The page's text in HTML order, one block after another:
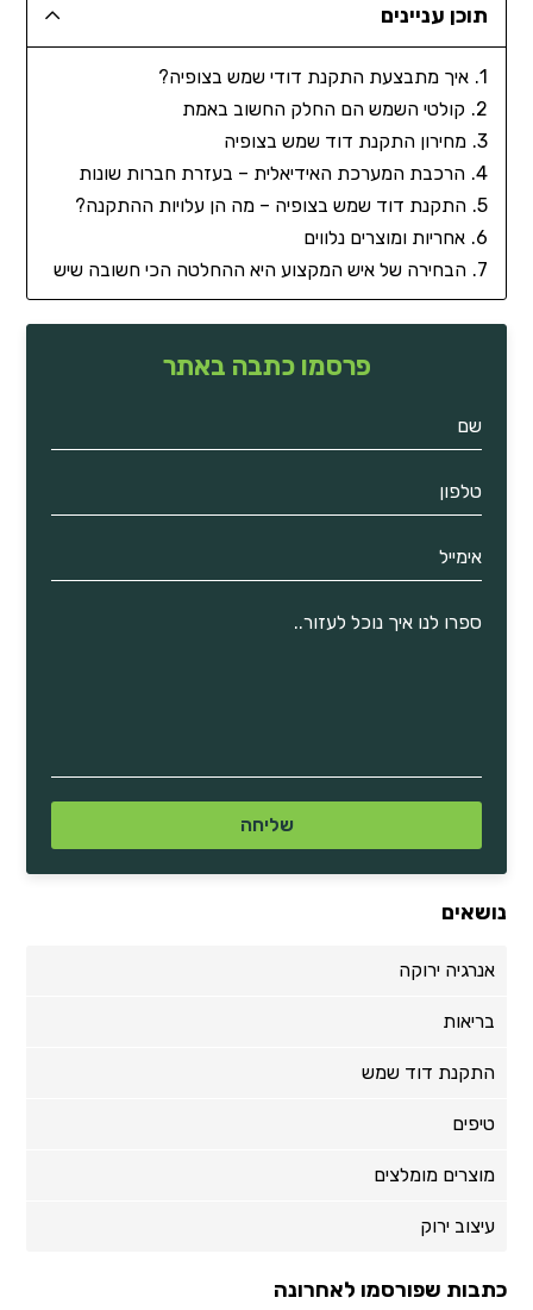
תוכן עניינים
איך מתבצעת התקנת דודי שמש בצופיה?
קולטי השמש הם החלק החשוב באמת
מחירון התקנת דוד שמש בצופיה
הרכבת המערכת האידיאלית – בעזרת חברות שונות
התקנת דוד שמש בצופיה – מה הן עלויות ההתקנה?
אחריות ומוצרים נלווים
הבחירה של איש המקצוע היא ההחלטה הכי חשובה שיש
פרסמו כתבה באתר
נושאים
אנרגיה ירוקה
בריאות
התקנת דוד שמש
טיפים
מוצרים מומלצים
עיצוב ירוק
כתבות שפורסמו לאחרונה